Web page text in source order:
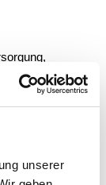
unserer